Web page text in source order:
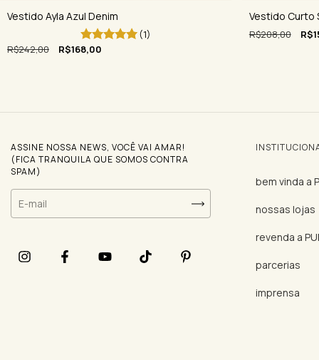
Vestido Ayla Azul Denim
(1)
R$242,00
R$168,00
Vestido Curto
R$208,00
ASSINE NOSSA NEWS, VOCÊ VAI AMAR!
(FICA TRANQUILA QUE SOMOS CONTRA
SPAM)
bem vinda a
nossas lojas
revenda a
parcerias
imprensa